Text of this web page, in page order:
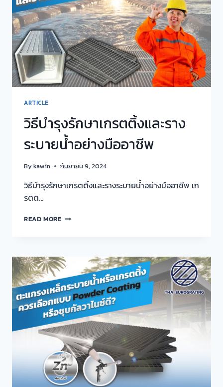
EURO
GRATING
:
ความ
ทนทาน
และ
คุณภาพ
ที่
เหนือ
ARTICLE
วิธีบำรุงรักษาเกรตติ้งและราง
ระบายน้ำอย่างมืออาชีพ
Bykawin กันยายน 9, 2024
วิธีบำรุงรักษาเกรตติ้งและรางระบายน้ำอย่างมืออาชีพ เก
รตต…
READ MOREวิธี
รต
ติ้ง
และ
ราง
ระบาย
น้ำ
อย่าง
มือ
อาชีพ